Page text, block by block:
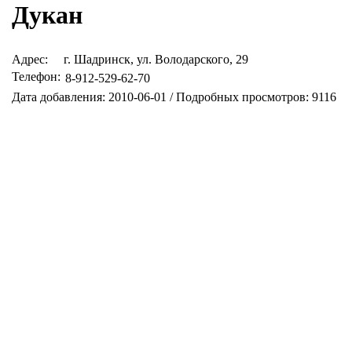
Дукан
Адрес:
г. Шадринск, ул. Володарского, 29
Телефон: 8-912-529-62-70
Дата добавления: 2010-06-01 / Подробных просмотров: 9116